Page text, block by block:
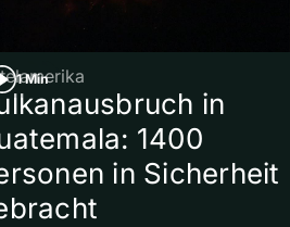
1 Min
in
1400
in Sicherheit